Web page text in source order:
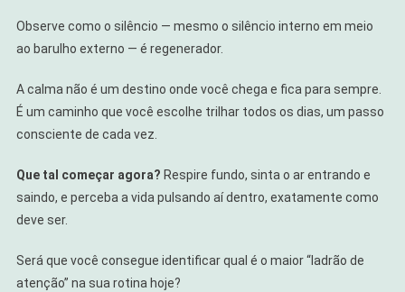
Observe como o silêncio — mesmo o silêncio interno em meio
ao barulho externo — é regenerador.
A calma não é um destino onde você chega e fica para sempre.
É um caminho que você escolhe trilhar todos os dias, um passo
consciente de cada vez.
Que tal começar agora? Respire fundo, sinta o ar entrando e
saindo, e perceba a vida pulsando aí dentro, exatamente como
deve ser.
Será que você consegue identificar qual é o maior “ladrão de
atenção” na sua rotina hoje?